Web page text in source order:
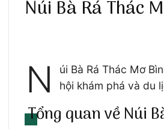
Núi Bà Rá Thác
N
úi Bà Rá Thác Mơ
hội khám phá và du
Tổng quan về Núi